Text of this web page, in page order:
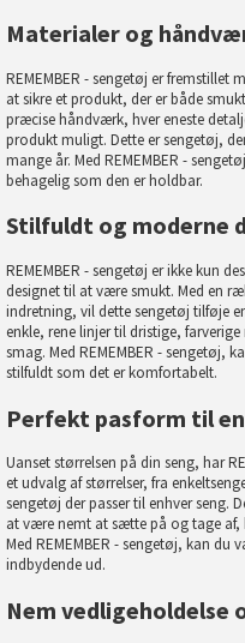
Materialer og
REMEMBER - sengetøj er
at sikre et produkt, der er både
præcise håndværk, hver eneste
produkt muligt. Dette er sengetøj,
mange år. Med REMEMBER -
behagelig som den er holdbar.
Stilfuldt og moderne
REMEMBER - sengetøj er ikke kun
designet til at være smukt. Med en
indretning, vil dette sengetøj tilføje
enkle, rene linjer til dristige,
smag. Med REMEMBER - sengetøj,
stilfuldt som det er komfortabelt.
Perfekt pasform til
Uanset størrelsen på din seng, har
et udvalg af størrelser, fra
sengetøj der passer til enhver seng.
at være nemt at sætte på og tage af,
Med REMEMBER - sengetøj, kan
indbydende ud.
Nem vedligeholdelse